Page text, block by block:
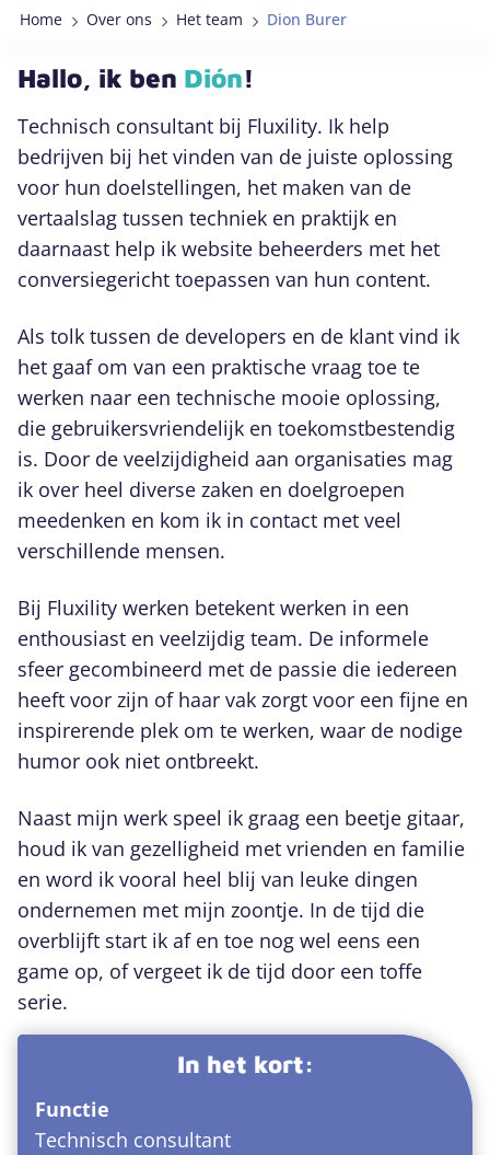
Home Over ons Het team Dion Burer
Hallo, ik ben Dión!
Technisch consultant bij Fluxility. Ik help
bedrijven bij het vinden van de juiste oplossing
voor hun doelstellingen, het maken van de
vertaalslag tussen techniek en praktijk en
daarnaast help ik website beheerders met het
conversiegericht toepassen van hun content.
Als tolk tussen de developers en de klant vind ik
het gaaf om van een praktische vraag toe te
werken naar een technische mooie oplossing,
die gebruikersvriendelijk en toekomstbestendig
is. Door de veelzijdigheid aan organisaties mag
ik over heel diverse zaken en doelgroepen
meedenken en kom ik in contact met veel
verschillende mensen.
Bij Fluxility werken betekent werken in een
enthousiast en veelzijdig team. De informele
sfeer gecombineerd met de passie die iedereen
heeft voor zijn of haar vak zorgt voor een fijne en
inspirerende plek om te werken, waar de nodige
humor ook niet ontbreekt.
Naast mijn werk speel ik graag een beetje gitaar,
houd ik van gezelligheid met vrienden en familie
en word ik vooral heel blij van leuke dingen
ondernemen met mijn zoontje. In de tijd die
overblijft start ik af en toe nog wel eens een
game op, of vergeet ik de tijd door een toffe
serie.
In het kort:
Functie
Technisch consultant